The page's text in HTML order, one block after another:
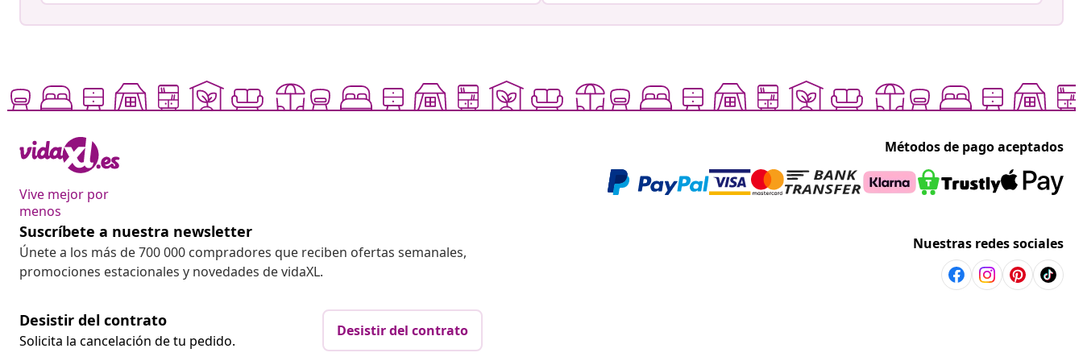
Vive mejor por
menos
Métodos de pago aceptados
Suscríbete a nuestra newsletter
Únete a los más de 700 000 compradores que reciben ofertas semanales,
promociones estacionales y novedades de vidaXL.
Nuestras redes sociales
Desistir del contrato
Solicita la cancelación de tu pedido.
Desistir del contrato